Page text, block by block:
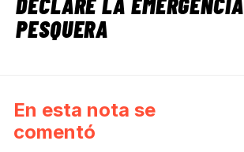
PESQUERA
En esta nota se
comentó